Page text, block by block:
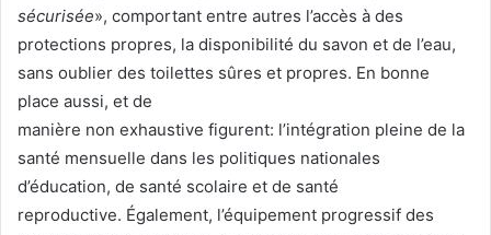
sécurisée», comportant entre autres l’accès à des
protections propres, la disponibilité du savon et de l’eau,
sans oublier des toilettes sûres et propres. En bonne
place aussi, et de
manière non exhaustive figurent: l’intégration pleine de la
santé mensuelle dans les politiques nationales
d’éducation, de santé scolaire et de santé
reproductive. Également, l’équipement progressif des